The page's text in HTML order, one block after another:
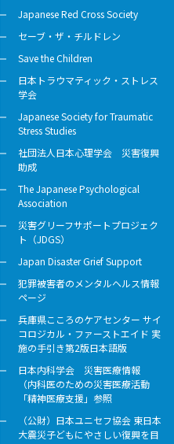
Japanese Red Cross Society
セーブ・ザ・チルドレン
Save the Children
日本トラウマティック・ストレス
学会
Japanese Society for Traumatic
Stress Studies
社団法人日本心理学会 災害復興
助成
The Japanese Psychological
Association
災害グリーフサポートプロジェク
ト（JDGS）
Japan Disaster Grief Support
犯罪被害者のメンタルヘルス情報
ページ
兵庫県こころのケアセンター サイ
コロジカル・ファーストエイド 実
施の手引き第2版日本語版
日本内科学会 災害医療情報
（内科医のための災害医療活動
「精神医療支援」参照
（公財）日本ユニセフ協会 東日本
大震災子どもにやさしい復興を目